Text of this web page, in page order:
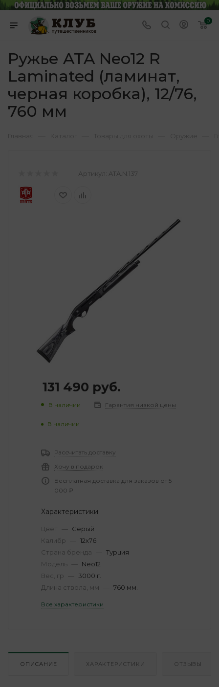
0
Ружье ATA Neo12 R
Laminated (ламинат,
черная коробка), 12/76,
760 мм
Артикул: ATA.N.137
131 490 руб.
В наличии Гарантия низкой цены
В наличии
Рассчитать доставку
Хочу в подарок
Бесплатная доставка для заказов от 5
000 ₽
Характеристики
Цвет — Серый
Калибр — 12х76
Страна бренда — Турция
Модель — Neo12
Вес, гр — 3000 г.
Длина ствола, мм — 760 мм.
Все характеристики
ОПИСАНИЕ ХАРАКТЕРИСТИКИ ОТЗЫВЫ